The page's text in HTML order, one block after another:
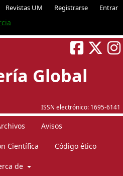
Revistas UM Registrarse Entrar
ISSN electrónico: 1695-6141
Global
Avisos
Científica Código ético
de